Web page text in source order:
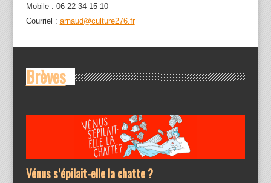
Mobile : 06 22 34 15 10
Courriel : arnaud@culture276.fr
Brèves
Vénus s’épilait-elle la chatte ?